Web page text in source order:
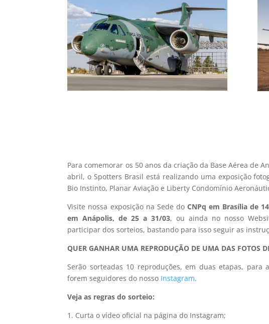
Para comemorar os 50 anos da criação da Base Aérea de
abril, o Spotters Brasil está realizando uma exposição
Bio Instinto, Planar Aviação e Liberty Condomínio
Visite nossa exposição na Sede do CNPq em Brasília de
em Anápolis, de 25 a 31/03, ou ainda no nosso
participar dos sorteios, bastando para isso seguir as
QUER GANHAR UMA REPRODUÇÃO DE UMA DAS FOTOS
Serão sorteadas 10 reproduções, em duas etapas, para
forem seguidores do nosso Instagram.
Veja as regras do sorteio:
1. Curta o vídeo oficial na página do Instagram;